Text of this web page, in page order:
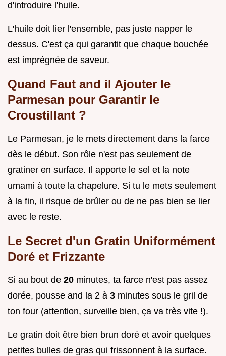
d'introduire l'huile.
L'huile doit lier l'ensemble, pas juste napper le
dessus. C'est ça qui garantit que chaque bouchée
est imprégnée de saveur.
Quand Faut and il Ajouter le
Parmesan pour Garantir le
Croustillant ?
Le Parmesan, je le mets directement dans la farce
dès le début. Son rôle n'est pas seulement de
gratiner en surface. Il apporte le sel et la note
umami à toute la chapelure. Si tu le mets seulement
à la fin, il risque de brûler ou de ne pas bien se lier
avec le reste.
Le Secret d'un Gratin Uniformément
Doré et Frizzante
Si au bout de 20 minutes, ta farce n'est pas assez
dorée, pousse and la 2 à 3 minutes sous le gril de
ton four (attention, surveille bien, ça va très vite !).
Le gratin doit être bien brun doré et avoir quelques
petites bulles de gras qui frissonnent à la surface.